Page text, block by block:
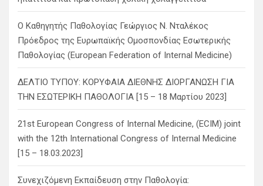
Ο Καθηγητής Παθολογίας Γεώργιος Ν. Νταλέκος
Πρόεδρος της Ευρωπαϊκής Ομοσπονδίας Εσωτερικής
Παθολογίας (European Federation of Internal Medicine)
ΔΕΛΤΙΟ ΤΥΠΟΥ: ΚΟΡΥΦΑΙΑ ΔΙΕΘΝΗΣ ΔΙΟΡΓΑΝΩΣΗ ΓΙΑ
ΤΗΝ ΕΣΩΤΕΡΙΚΗ ΠΑΘΟΛΟΓΙΑ [15 – 18 Μαρτίου 2023]
21st European Congress of Internal Medicine, (ECIM) joint
with the 12th International Congress of Internal Medicine
[15 – 18.03.2023]
Συνεχιζόμενη Εκπαίδευση στην Παθολογία: